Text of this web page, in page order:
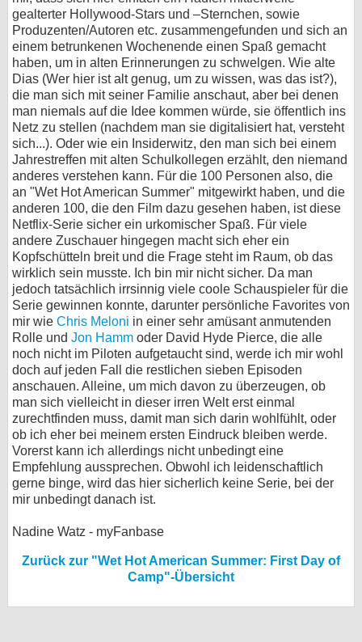
gealterter Hollywood-Stars und –Sternchen, sowie
Produzenten/Autoren etc. zusammengefunden und sich an
einem betrunkenen Wochenende einen Spaß gemacht
haben, um in alten Erinnerungen zu schwelgen. Wie alte
Dias (Wer hier ist alt genug, um zu wissen, was das ist?),
die man sich mit seiner Familie anschaut, aber bei denen
man niemals auf die Idee kommen würde, sie öffentlich ins
Netz zu stellen (nachdem man sie digitalisiert hat, versteht
sich...). Oder wie ein Insiderwitz, den man sich bei einem
Jahrestreffen mit alten Schulkollegen erzählt, den niemand
anderes verstehen kann. Für die 100 Personen also, die
an "Wet Hot American Summer" mitgewirkt haben, und die
anderen 100, die den Film dazu gesehen haben, ist diese
Netflix-Serie sicher ein urkomischer Spaß. Für viele
andere Zuschauer hingegen macht sich eher ein
Kopfschütteln breit und die Frage steht im Raum, ob das
wirklich sein musste. Ich bin mir nicht sicher. Da man
jedoch tatsächlich irrsinnig viele coole Schauspieler für die
Serie gewinnen konnte, darunter persönliche Favorites von
mir wie Chris Meloni in einer sehr amüsant anmutenden
Rolle und Jon Hamm oder David Hyde Pierce, die alle
noch nicht im Piloten aufgetaucht sind, werde ich mir wohl
doch auf jeden Fall die restlichen sieben Episoden
anschauen. Alleine, um mich davon zu überzeugen, ob
man sich vielleicht in dieser irren Welt erst einmal
zurechtfinden muss, damit man sich darin wohlfühlt, oder
ob ich eher bei meinem ersten Eindruck bleiben werde.
Vorerst kann ich allerdings nicht unbedingt eine
Empfehlung aussprechen. Obwohl ich leidenschaftlich
gerne binge, wird das hier sicherlich keine Serie, bei der
mir unbedingt danach ist.
Nadine Watz - myFanbase
Zurück zur "Wet Hot American Summer: First Day of
Camp"-Übersicht